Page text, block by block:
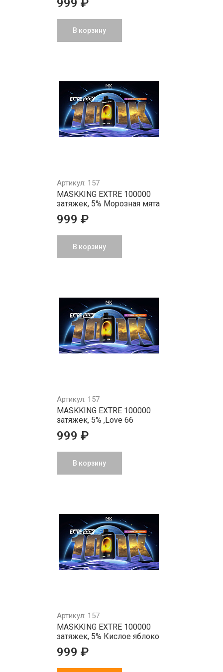
999 ₽
В корзину
Артикул: 157
MASKKING EXTRE 100000
затяжек, 5% Морозная мята
999 ₽
В корзину
Артикул: 157
MASKKING EXTRE 100000
затяжек, 5% ,Love 66
999 ₽
В корзину
Артикул: 157
MASKKING EXTRE 100000
затяжек, 5% Кислое яблоко
999 ₽